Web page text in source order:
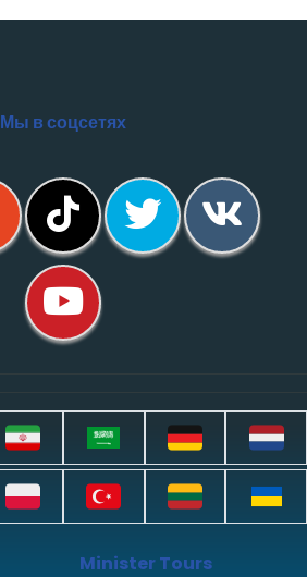
Мы в соцсетях
Minister Tours